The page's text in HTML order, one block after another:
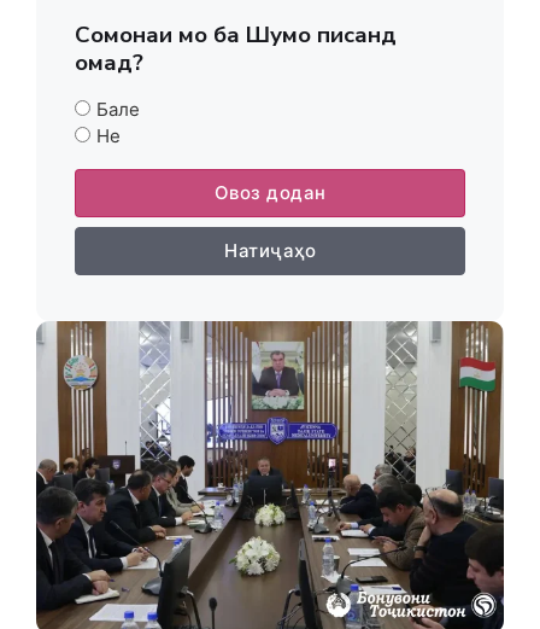
Сомонаи мо ба Шумо писанд
омад?
Бале
Не
Овоз додан
Натиҷаҳо